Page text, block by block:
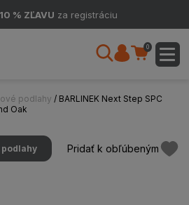
10 % ZĽAVU za registráciu
0
podlahy / BARLINEK Next Step SPC
Oak
Pridať k obľúbeným